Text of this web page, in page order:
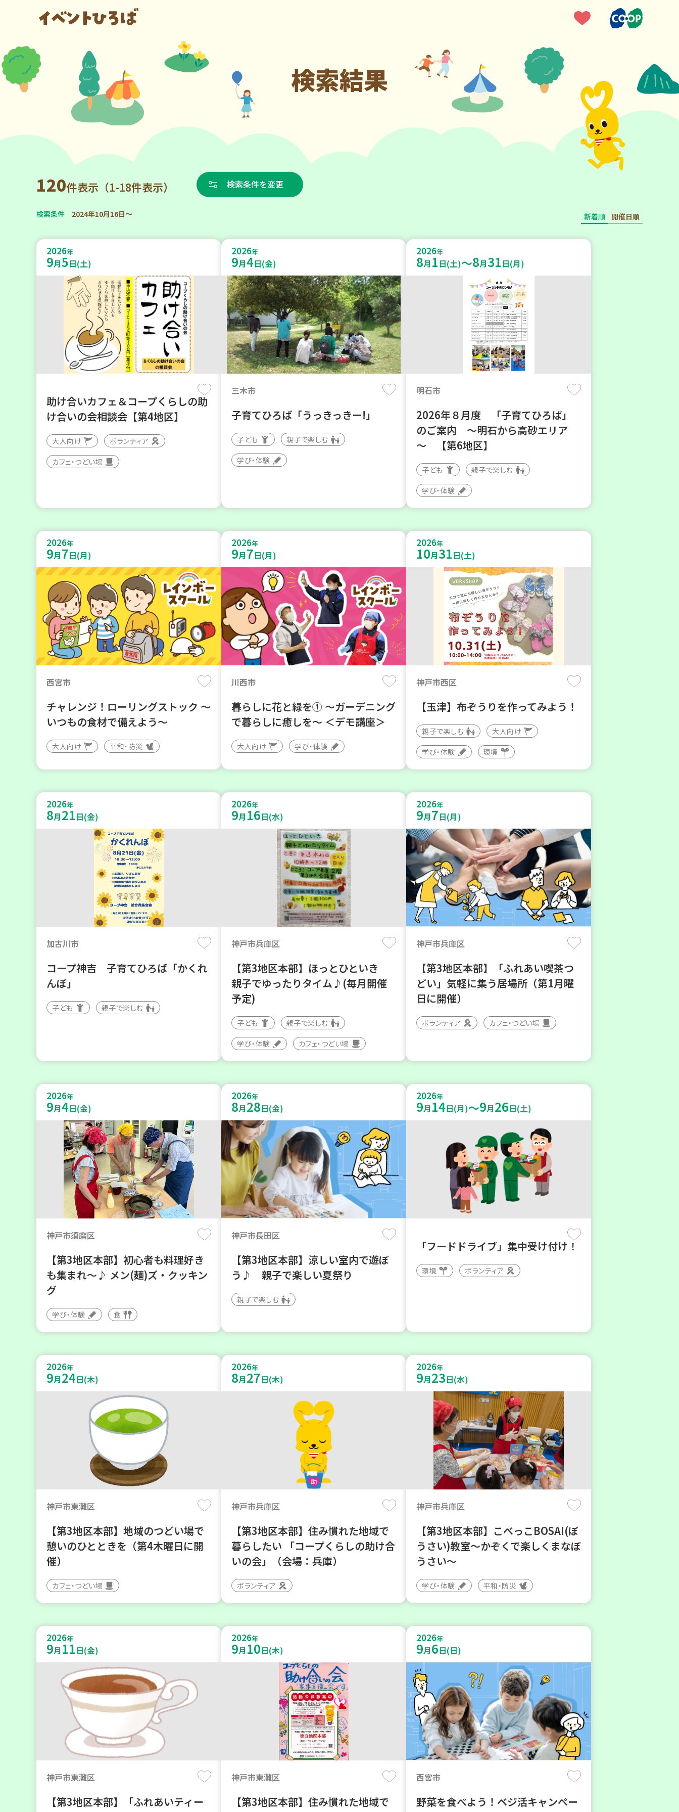
検索結果
120件表示（1-18件表示） 検索条件を変更
検索条件 2024年10月16日～ 新着順 開催日順
2026年
9月5日(土)
助け合いカフェ＆コープくらしの助
け合いの会相談会【第4地区】
大人向け ボランティア
カフェ・つどい場
2026年
9月4日(金)
三木市
子育てひろば「うっきっきー!」
子ども 親子で楽しむ
学び・体験
2026年
8月 1日(土)～8月31日(月)
明石市
2026年８月度 「子育てひろば」
のご案内 ～明石から高砂エリア
～ 【第6地区】
子ども 親子で楽しむ
学び・体験
2026年
9月7日(月)
西宮市
チャレンジ！ローリングストック ～
いつもの食材で備えよう～
大人向け 平和・防災
2026年
9月7日(月)
川西市
暮らしに花と緑を① ～ガーデニング
で暮らしに癒しを～ ＜デモ講座＞
大人向け 学び・体験
2026年
10月31日(土)
神戸市西区
【玉津】布ぞうりを作ってみよう！
親子で楽しむ 大人向け
学び・体験 環境
2026年
8月21日(金)
加古川市
コープ神吉 子育てひろば「かくれ
んぼ」
子ども 親子で楽しむ
2026年
9月 16日(水)
神戸市兵庫区
【第3地区本部】ほっとひといき
親子でゆったりタイム♪(毎月開催
予定)
子ども 親子で楽しむ
学び・体験 カフェ・つどい場
2026年
9月7日(月)
神戸市兵庫区
【第3地区本部】「ふれあい喫茶つ
どい」気軽に集う居場所（第1月曜
日に開催）
ボランティア カフェ・つどい場
2026年
9月4日(金)
神戸市須磨区
【第3地区本部】初心者も料理好き
も集まれ～♪ メン(麺)ズ・クッキン
グ
学び・体験 食
2026年
8月28日(金)
神戸市長田区
【第3地区本部】涼しい室内で遊ぼ
う♪ 親子で楽しい夏祭り
親子で楽しむ
2026年
9月 14日(月)～9月26日(土)
「フードドライブ」集中受け付け！
環境 ボランティア
2026年
9月24日(木)
神戸市東灘区
【第3地区本部】地域のつどい場で
憩いのひとときを（第4木曜日に開
催）
カフェ・つどい場
2026年
8月27日(木)
神戸市兵庫区
【第3地区本部】住み慣れた地域で
暮らしたい 「コープくらしの助け合
いの会」（会場：兵庫）
ボランティア
2026年
9月23日(水)
神戸市兵庫区
【第3地区本部】こべっこBOSAI(ぼ
うさい)教室～かぞくで楽しくまなぼ
うさい～
学び・体験 平和・防災
2026年
9月 11日(金)
神戸市東灘区
【第3地区本部】「ふれあいティー
2026年
9月 10日(木)
神戸市東灘区
【第3地区本部】住み慣れた地域で
2026年
9月6日(日)
西宮市
野菜を食べよう！ベジ活キャンペー